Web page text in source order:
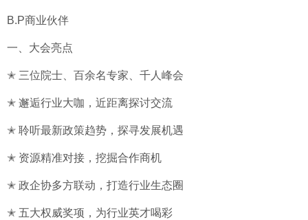
B.P商业伙伴
一、大会亮点
✭ 三位院士、百余名专家、千人峰会
✭ 邂逅行业大咖，近距离探讨交流
✭ 聆听最新政策趋势，探寻发展机遇
✭ 资源精准对接，挖掘合作商机
✭ 政企协多方联动，打造行业生态圈
✭ 五大权威奖项，为行业英才喝彩